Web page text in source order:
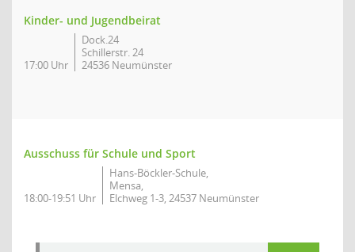
Kinder- und Jugendbeirat
17:00 Uhr
Dock.24
Schillerstr. 24
24536 Neumünster
Ausschuss für Schule und Sport
18:00-19:51 Uhr
Hans-Böckler-Schule,
Mensa,
Elchweg 1-3, 24537 Neumünster